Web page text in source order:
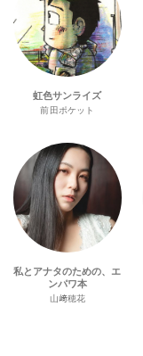
虹色サンライズ
前田ポケット
私とアナタのための、エ
ンパワ本
山﨑穂花